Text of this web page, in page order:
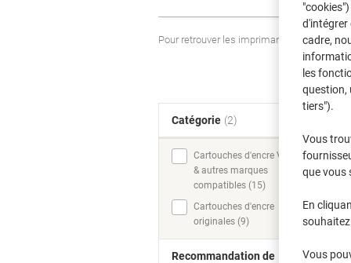
Pour retrouver les imprimantes listées et/
Catégorie (2)
Cartouches d'encre Viking
& autres marques
compatibles (15)
Cartouches d'encre
originales (9)
Recommandation de
d'intégrer
cadre,
les
question,
tiers").
Vous
que vous
En
Vous